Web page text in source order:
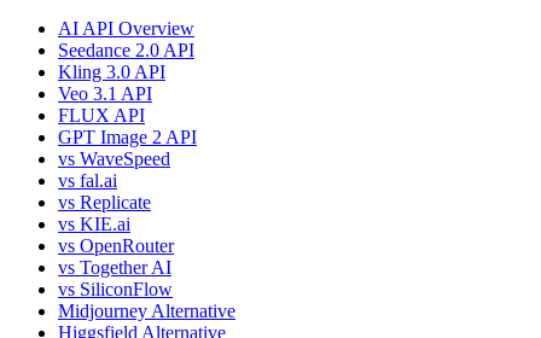
AI API Overview
Seedance 2.0 API
Kling 3.0 API
Veo 3.1 API
FLUX API
GPT Image 2 API
vs WaveSpeed
vs fal.ai
vs Replicate
vs KIE.ai
vs OpenRouter
vs Together AI
vs SiliconFlow
Midjourney Alternative
Higgsfield Alternative